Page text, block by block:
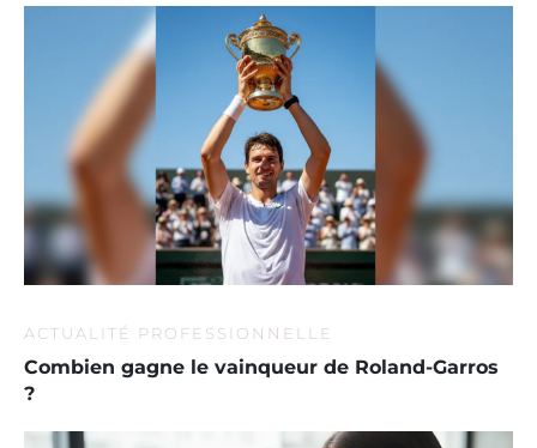
ACTUALITÉ PROFESSIONNELLE
Combien gagne le vainqueur de Roland-Garros
?